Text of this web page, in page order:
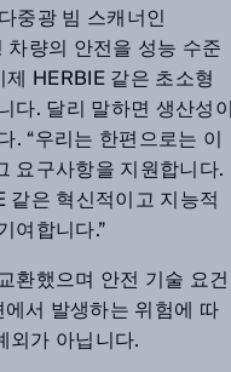
중광 빔 스캐너인
량의 안전을 성능 수준
HERBIE 같은 초소형
다. 달리 말하면 생산성
“우리는 한편으로는 이
요구사항을 지원합니다.
은 혁신적이고 지능적
여합니다.”
환했으며 안전 기술 요건
서 발생하는 위험에 따
외가 아닙니다.